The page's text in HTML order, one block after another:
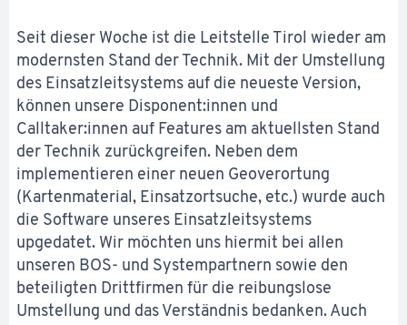
Seit dieser Woche ist die Leitstelle Tirol wieder am
modernsten Stand der Technik. Mit der Umstellung
des Einsatzleitsystems auf die neueste Version,
können unsere Disponent:innen und
Calltaker:innen auf Features am aktuellsten Stand
der Technik zurückgreifen. Neben dem
implementieren einer neuen Geoverortung
(Kartenmaterial, Einsatzortsuche, etc.) wurde auch
die Software unseres Einsatzleitsystems
upgedatet. Wir möchten uns hiermit bei allen
unseren BOS- und Systempartnern sowie den
beteiligten Drittfirmen für die reibungslose
Umstellung und das Verständnis bedanken. Auch